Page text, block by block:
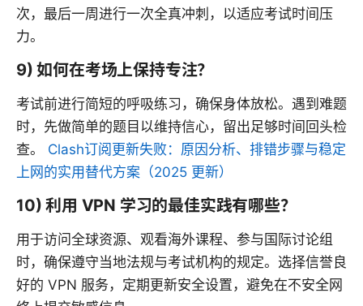
次，最后一周进行一次全真冲刺，以适应考试时间压
力。
9) 如何在考场上保持专注？
考试前进行简短的呼吸练习，确保身体放松。遇到难题
时，先做简单的题目以维持信心，留出足够时间回头检
查。 Clash订阅更新失败：原因分析、排错步骤与稳定
上网的实用替代方案（2025 更新）
10) 利用 VPN 学习的最佳实践有哪些？
用于访问全球资源、观看海外课程、参与国际讨论组
时，确保遵守当地法规与考试机构的规定。选择信誉良
好的 VPN 服务，定期更新安全设置，避免在不安全网